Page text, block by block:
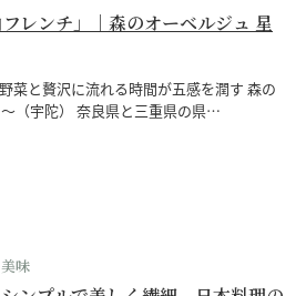
レンチ」｜森のオーベルジュ 星
菜と贅沢に流れる時間が五感を潤す 森の
（宇陀） 奈良県と三重県の県…
美味